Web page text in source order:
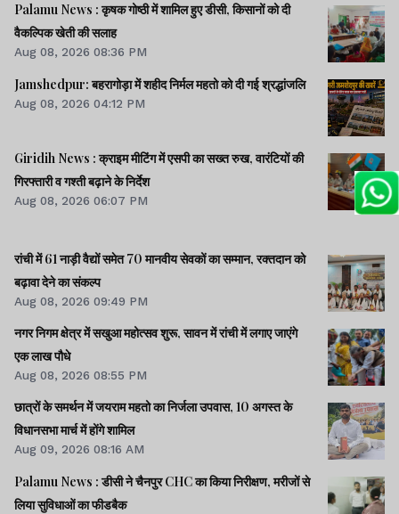
Palamu News : कृषक गोष्ठी में शामिल हुए डीसी, किसानों को दी
वैकल्पिक खेती की सलाह
Aug 08, 2026 08:36 PM
Jamshedpur: बहरागोड़ा में शहीद निर्मल महतो को दी गई श्रद्धांजलि
Aug 08, 2026 04:12 PM
Giridih News : क्राइम मीटिंग में एसपी का सख्त रुख, वारंटियों की
गिरफ्तारी व गश्ती बढ़ाने के निर्देश
Aug 08, 2026 06:07 PM
रांची में 61 नाड़ी वैद्यों समेत 70 मानवीय सेवकों का सम्मान, रक्तदान को
बढ़ावा देने का संकल्प
Aug 08, 2026 09:49 PM
नगर निगम क्षेत्र में सखुआ महोत्सव शुरू, सावन में रांची में लगाए जाएंगे
एक लाख पौधे
Aug 08, 2026 08:55 PM
छात्रों के समर्थन में जयराम महतो का निर्जला उपवास, 10 अगस्त के
विधानसभा मार्च में होंगे शामिल
Aug 09, 2026 08:16 AM
Palamu News : डीसी ने चैनपुर CHC का किया निरीक्षण, मरीजों से
लिया सुविधाओं का फीडबैक